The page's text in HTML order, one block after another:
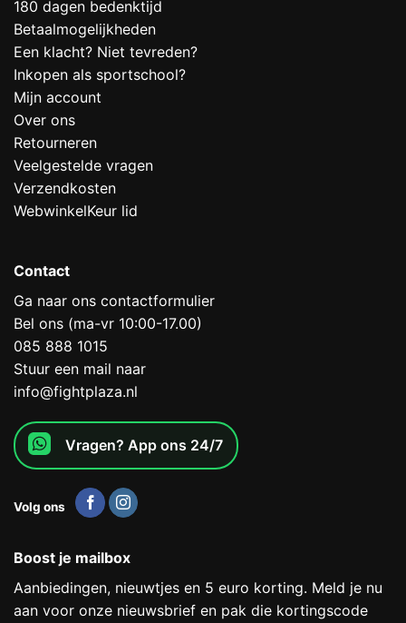
180 dagen bedenktijd
Betaalmogelijkheden
Een klacht? Niet tevreden?
Inkopen als sportschool?
Mijn account
Over ons
Retourneren
Veelgestelde vragen
Verzendkosten
WebwinkelKeur lid
Contact
Ga naar ons contactformulier
Bel ons (ma-vr 10:00-17.00)
085 888 1015
Stuur een mail naar
info@fightplaza.nl
Vragen? App ons 24/7
Volg ons
Boost je mailbox
Aanbiedingen, nieuwtjes en 5 euro korting. Meld je nu
aan voor onze nieuwsbrief en pak die kortingscode